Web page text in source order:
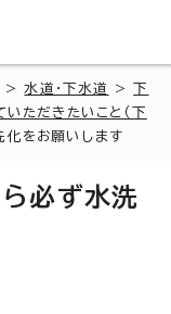
>水道・下水道 >下
いただきたいこと（下
をお願いします
必ず水洗